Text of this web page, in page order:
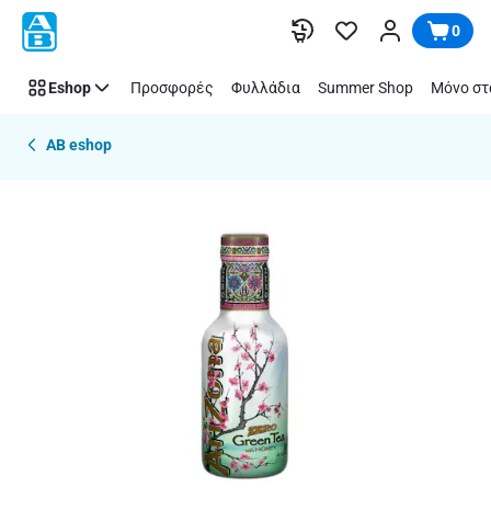
Παράλειψη 0
Eshop Προσφορές Φυλλάδια Summer Shop Μόνο
AB eshop